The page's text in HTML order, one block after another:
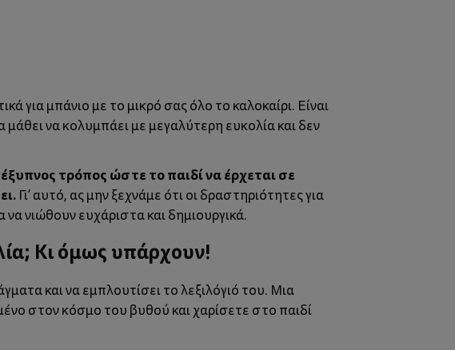
για μπάνιο με το μικρό σας όλο το καλοκαίρι. Είναι
να κολυμπάει με μεγαλύτερη ευκολία και δεν
τρόπος ώστε το παιδί να έρχεται σε
Γι’ αυτό, ας μην ξεχνάμε ότι οι δραστηριότητες για
να νιώθουν ευχάριστα και δημιουργικά.
Κι όμως υπάρχουν!
και να εμπλουτίσει το λεξιλόγιό του. Μια
στον κόσμο του βυθού και χαρίσετε στο παιδί